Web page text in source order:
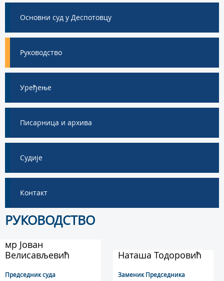
Основни суд у Деспотовцу
Руководство
Уређење
Писарница и архива
Судије
Контакт
РУКОВОДСТВО
мр Јован
Велисављевић
Председник суда
Наташа Тодоровић
Заменик Председника